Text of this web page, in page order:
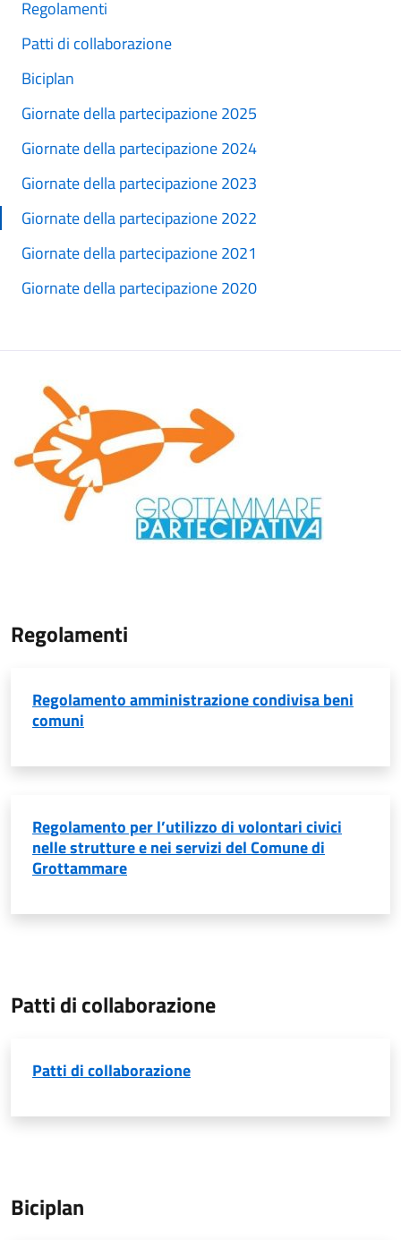
Regolamenti
Patti di collaborazione
Biciplan
Giornate della partecipazione 2025
Giornate della partecipazione 2024
Giornate della partecipazione 2023
Giornate della partecipazione 2022
Giornate della partecipazione 2021
Giornate della partecipazione 2020
Regolamenti
Regolamento amministrazione condivisa beni
comuni
Regolamento per l’utilizzo di volontari civici
nelle strutture e nei servizi del Comune di
Grottammare
Patti di collaborazione
Patti di collaborazione
Biciplan